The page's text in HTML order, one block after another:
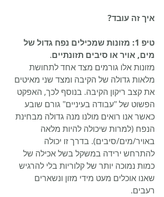
איך זה עובד?
טיפ 1: מזונות שמכילים נפח גדול של
מים, אויר או סיבים תזונתיים.
מזונות אלו גורמים מצד אחד לתחושת
מלאות גדולה של הקיבה ומצד שני מאיטים
את קצב ריקון הקיבה. בנוסף לכך, האפקט
הפשוט של "עבודה בעיניים" גורם שובע
כאשר אנו רואים מולנו מנה גדולה מבחינת
הנפח (למרות שיכולה להיות מלאה
באויר/מים/סיבים). בדרך זו יכולה
להתרחש ירידה במשקל בשל אכילה של
כמות נמוכה יותר של קלוריות בלי להרגיש
שאנו אוכלים מעט מידי מזון ונשארים
רעבים.